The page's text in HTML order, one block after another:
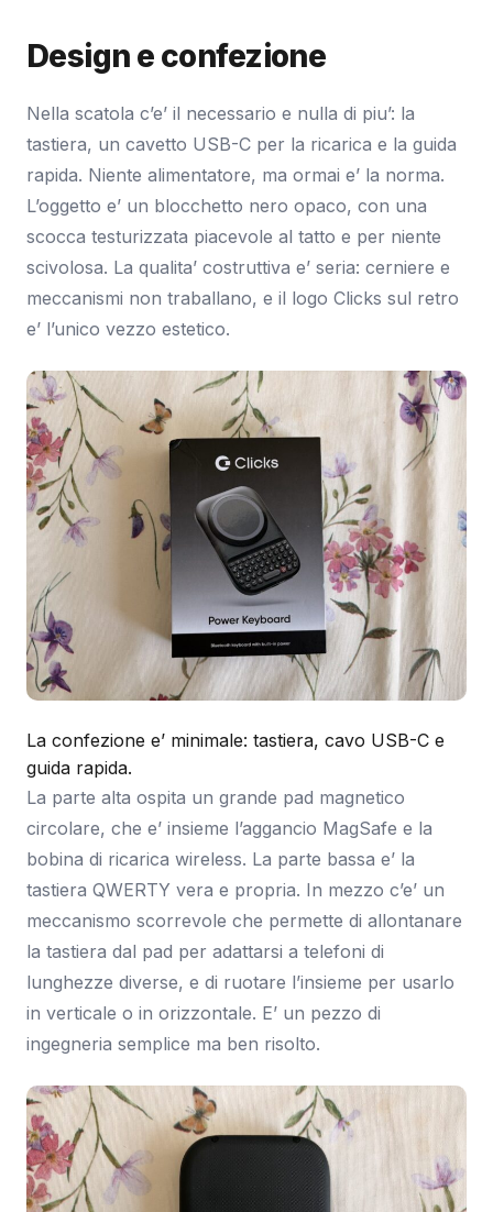
Design e confezione
Nella scatola c’e’ il necessario e nulla di piu’: la
tastiera, un cavetto USB-C per la ricarica e la guida
rapida. Niente alimentatore, ma ormai e’ la norma.
L’oggetto e’ un blocchetto nero opaco, con una
scocca testurizzata piacevole al tatto e per niente
scivolosa. La qualita’ costruttiva e’ seria: cerniere e
meccanismi non traballano, e il logo Clicks sul retro
e’ l’unico vezzo estetico.
La confezione e’ minimale: tastiera, cavo USB-C e
guida rapida.
La parte alta ospita un grande pad magnetico
circolare, che e’ insieme l’aggancio MagSafe e la
bobina di ricarica wireless. La parte bassa e’ la
tastiera QWERTY vera e propria. In mezzo c’e’ un
meccanismo scorrevole che permette di allontanare
la tastiera dal pad per adattarsi a telefoni di
lunghezze diverse, e di ruotare l’insieme per usarlo
in verticale o in orizzontale. E’ un pezzo di
ingegneria semplice ma ben risolto.